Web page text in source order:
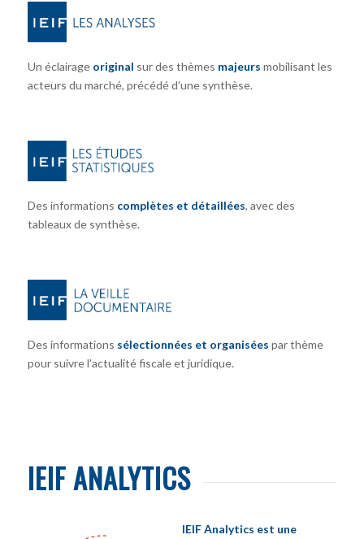
Un éclairage original sur des thèmes majeurs mobilisant les
acteurs du marché, précédé d’une synthèse.
Des informations complètes et détaillées, avec des
tableaux de synthèse.
Des informations sélectionnées et organisées par thème
pour suivre l’actualité fiscale et juridique.
IEIF ANALYTICS
IEIF Analytics est une